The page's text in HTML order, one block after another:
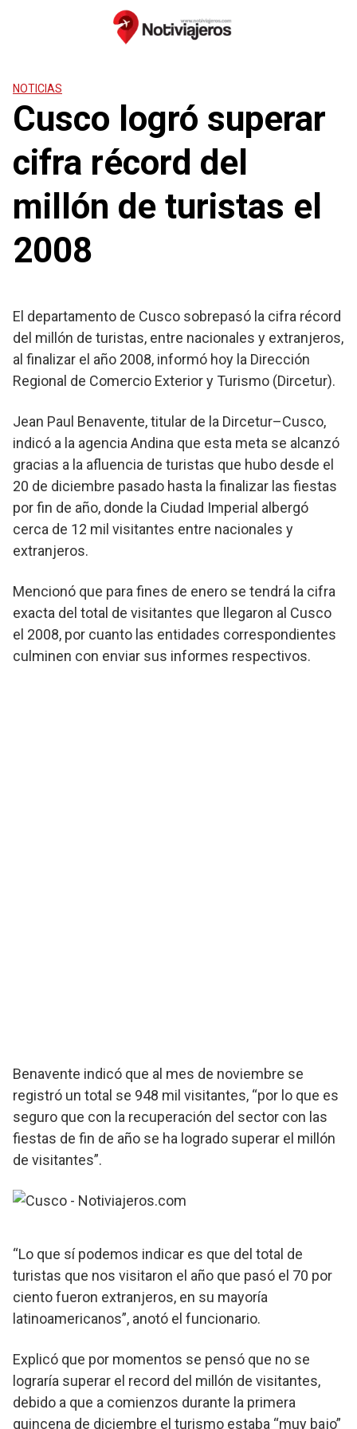
NOTICIAS
Cusco logró superar
cifra récord del
millón de turistas el
2008
El departamento de Cusco sobrepasó la cifra récord
del millón de turistas, entre nacionales y extranjeros,
al finalizar el año 2008, informó hoy la Dirección
Regional de Comercio Exterior y Turismo (Dircetur).
Jean Paul Benavente, titular de la Dircetur–Cusco,
indicó a la agencia Andina que esta meta se alcanzó
gracias a la afluencia de turistas que hubo desde el
20 de diciembre pasado hasta la finalizar las fiestas
por fin de año, donde la Ciudad Imperial albergó
cerca de 12 mil visitantes entre nacionales y
extranjeros.
Mencionó que para fines de enero se tendrá la cifra
exacta del total de visitantes que llegaron al Cusco
el 2008, por cuanto las entidades correspondientes
culminen con enviar sus informes respectivos.
Benavente indicó que al mes de noviembre se
registró un total se 948 mil visitantes, “por lo que es
seguro que con la recuperación del sector con las
fiestas de fin de año se ha logrado superar el millón
de visitantes”.
“Lo que sí podemos indicar es que del total de
turistas que nos visitaron el año que pasó el 70 por
ciento fueron extranjeros, en su mayoría
latinoamericanos”, anotó el funcionario.
Explicó que por momentos se pensó que no se
lograría superar el record del millón de visitantes,
debido a que a comienzos durante la primera
quincena de diciembre el turismo estaba “muy bajo”